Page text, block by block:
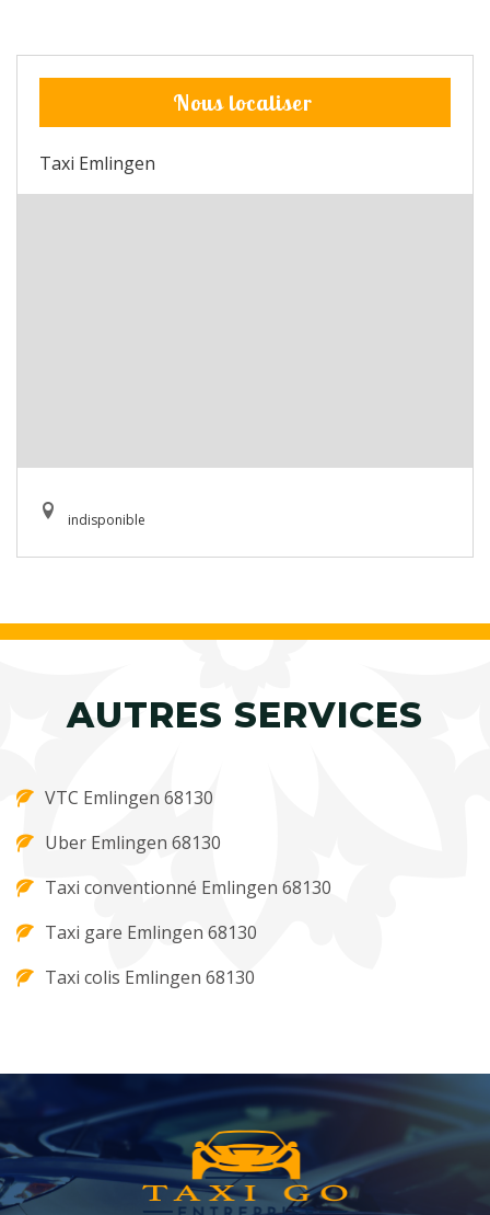
Nous localiser
Taxi Emlingen
indisponible
AUTRES SERVICES
VTC Emlingen 68130
Uber Emlingen 68130
Taxi conventionné Emlingen 68130
Taxi gare Emlingen 68130
Taxi colis Emlingen 68130